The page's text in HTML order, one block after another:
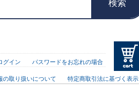
検索
グイン パスワードをお忘れの場合
の取り扱いについて 特定商取引法に基づく表示